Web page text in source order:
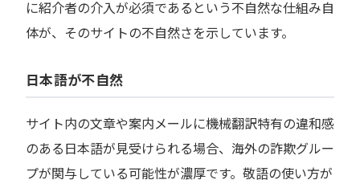
に紹介者の介入が必須であるという不自然な仕組み自
体が、そのサイトの不自然さを示しています。
日本語が不自然
サイト内の文章や案内メールに機械翻訳特有の違和感
のある日本語が見受けられる場合、海外の詐欺グルー
プが関与している可能性が濃厚です。敬語の使い方が